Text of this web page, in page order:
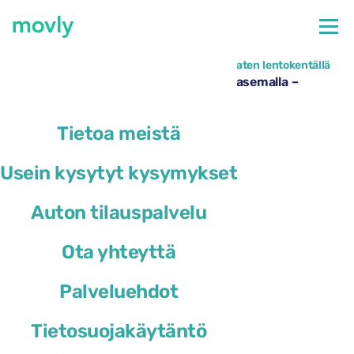
Tietoa meistä
Usein kysytyt kysymykset
Auton tilauspalvelu
Ota yhteyttä
Palveluehdot
Tietosuojakäytäntö
Kaikki saatavilla olevat autot Milanon Linaten lentokentällä
Autonvuokraus Milanon Linaten lentoasemalla –